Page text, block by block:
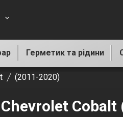
keyboard_arrow_down
Герметик та рідини
(2011-2020)